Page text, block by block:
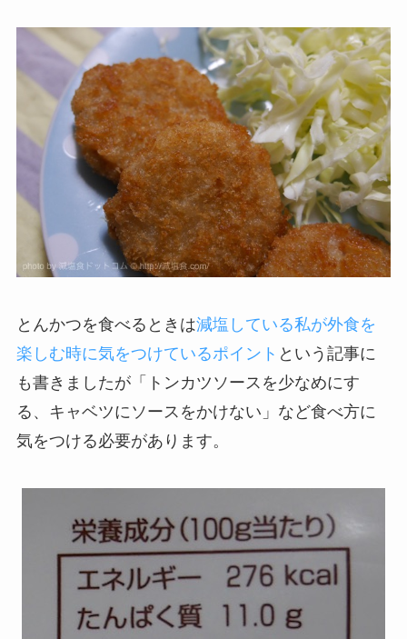
とんかつを食べるときは減塩している私が外食を
楽しむ時に気をつけているポイント という記事に
も書きましたが「トンカツソースを少なめにす
る、キャベツにソースをかけない」など食べ方に
気をつける必要があります。